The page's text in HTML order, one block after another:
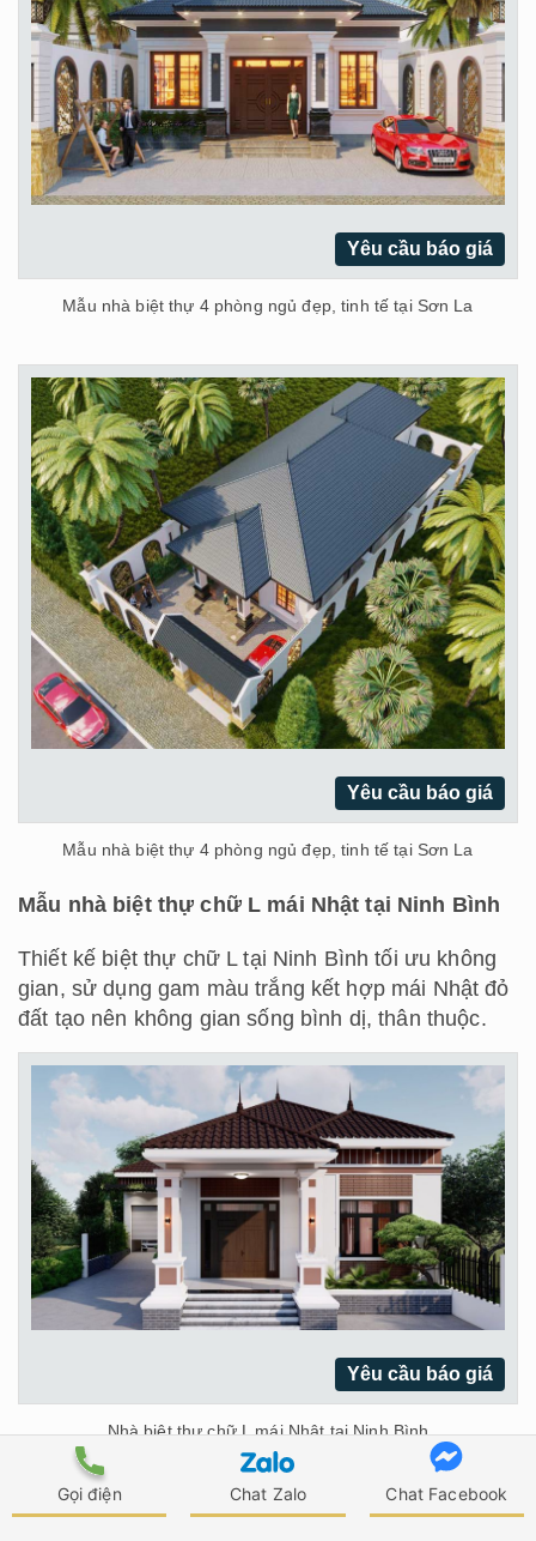
Gọi điện Chat Zalo Chat Facebook
Yêu cầu báo giá
Mẫu nhà biệt thự 4 phòng ngủ đẹp, tinh tế tại Sơn La
Yêu cầu báo giá
Mẫu nhà biệt thự 4 phòng ngủ đẹp, tinh tế tại Sơn La
Mẫu nhà biệt thự chữ L mái Nhật tại Ninh Bình
Thiết kế biệt thự chữ L tại Ninh Bình tối ưu không
gian, sử dụng gam màu trắng kết hợp mái Nhật đỏ
đất tạo nên không gian sống bình dị, thân thuộc.
Yêu cầu báo giá
Nhà biệt thự chữ L mái Nhật tại Ninh Bình